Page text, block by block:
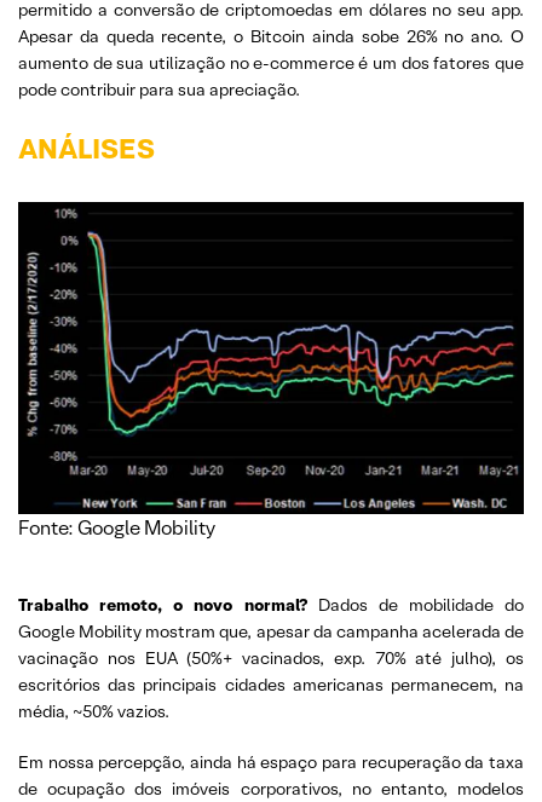
permitido a conversão de criptomoedas em dólares no seu app.
Apesar da queda recente, o Bitcoin ainda sobe 26% no ano. O
aumento de sua utilização no e-commerce é um dos fatores que
pode contribuir para sua apreciação.
ANÁLISES
Fonte: Google Mobility
Trabalho remoto, o novo normal? Dados de mobilidade do
Google Mobility mostram que, apesar da campanha acelerada de
vacinação nos EUA (50%+ vacinados, exp. 70% até julho), os
escritórios das principais cidades americanas permanecem, na
média, ~50% vazios.
Em nossa percepção, ainda há espaço para recuperação da taxa
de ocupação dos imóveis corporativos, no entanto, modelos